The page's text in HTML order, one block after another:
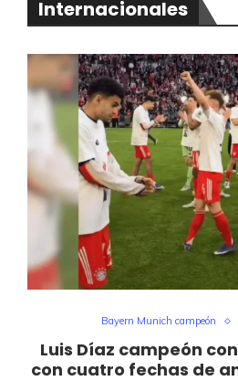
Internacionales
Bayern Munich campeón
Luis Díaz campeón
con cuatro fechas de